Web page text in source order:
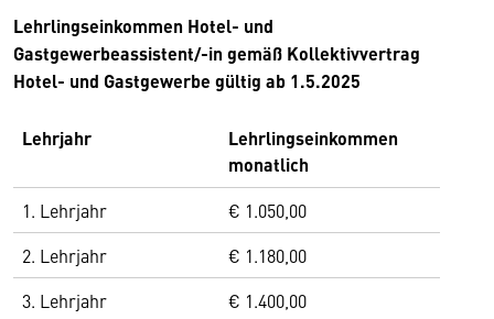
Lehrlingseinkommen Hotel- und
Gastgewerbeassistent/-in gemäß Kollektivvertrag
Hotel- und Gastgewerbe gültig ab 1.5.2025
Lehrjahr
Lehrlingseinkommen
monatlich
1. Lehrjahr
€ 1.050,00
2. Lehrjahr
€ 1.180,00
3. Lehrjahr
€ 1.400,00